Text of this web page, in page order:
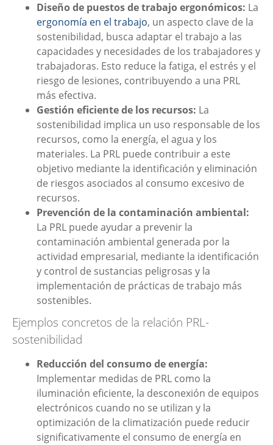
Diseño de puestos de trabajo ergonómicos: La
ergonomía en el trabajo, un aspecto clave de la
sostenibilidad, busca adaptar el trabajo a las
capacidades y necesidades de los trabajadores y
trabajadoras. Esto reduce la fatiga, el estrés y el
riesgo de lesiones, contribuyendo a una PRL
más efectiva.
Gestión eficiente de los recursos: La
sostenibilidad implica un uso responsable de los
recursos, como la energía, el agua y los
materiales. La PRL puede contribuir a este
objetivo mediante la identificación y eliminación
de riesgos asociados al consumo excesivo de
recursos.
Prevención de la contaminación ambiental:
La PRL puede ayudar a prevenir la
contaminación ambiental generada por la
actividad empresarial, mediante la identificación
y control de sustancias peligrosas y la
implementación de prácticas de trabajo más
sostenibles.
Ejemplos concretos de la relación PRL-
sostenibilidad
Reducción del consumo de energía:
Implementar medidas de PRL como la
iluminación eficiente, la desconexión de equipos
electrónicos cuando no se utilizan y la
optimización de la climatización puede reducir
significativamente el consumo de energía en